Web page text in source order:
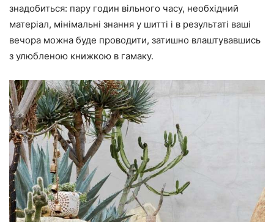
знадобиться: пару годин вільного часу, необхідний
матеріал, мінімальні знання у шитті і в результаті ваші
вечора можна буде проводити, затишно влаштувавшись
з улюбленою книжкою в гамаку.